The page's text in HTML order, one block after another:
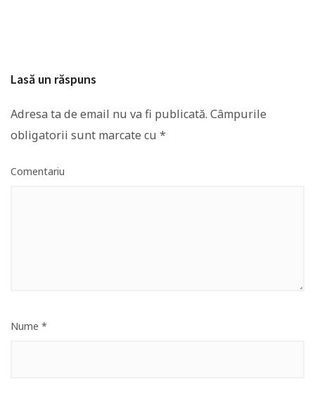
Lasă un răspuns
Adresa ta de email nu va fi publicată. Câmpurile
obligatorii sunt marcate cu *
Comentariu
Nume *